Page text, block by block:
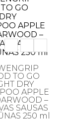
TO GO
DRY
APPLE
–
SAUSAS
250 ml